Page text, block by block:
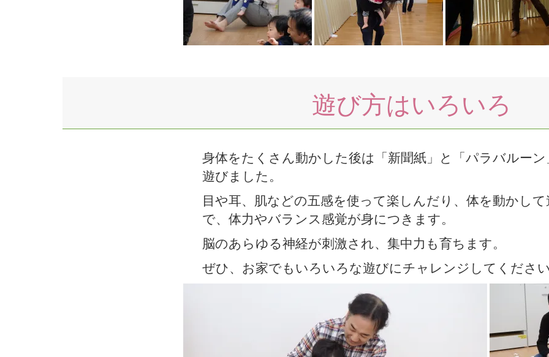
遊び方はいろいろ
身体をたくさん動かした後は「新聞紙」と「パラバルー
遊びました。
目や耳、肌などの五感を使って楽しんだり、体を動かし
で、体力やバランス感覚が身につきます。
脳のあらゆる神経が刺激され、集中力も育ちます。
ぜひ、お家でもいろいろな遊びにチャレンジしてくださ